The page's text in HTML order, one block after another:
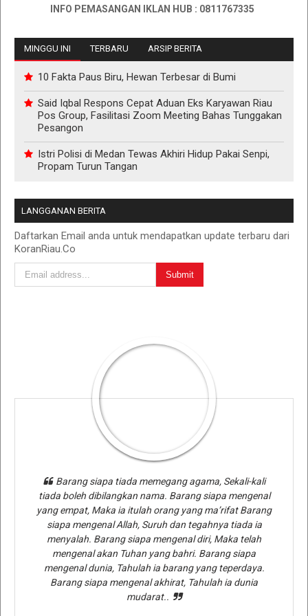
INFO PEMASANGAN IKLAN HUB : 0811767335
MINGGU INI TERBARU ARSIP BERITA
10 Fakta Paus Biru, Hewan Terbesar di Bumi
Said Iqbal Respons Cepat Aduan Eks Karyawan Riau
Pos Group, Fasilitasi Zoom Meeting Bahas Tunggakan
Pesangon
Istri Polisi di Medan Tewas Akhiri Hidup Pakai Senpi,
Propam Turun Tangan
LANGGANAN BERITA
Daftarkan Email anda untuk mendapatkan update terbaru dari
KoranRiau.Co
Barang siapa tiada memegang agama, Sekali-kali
tiada boleh dibilangkan nama. Barang siapa mengenal
yang empat, Maka ia itulah orang yang ma’rifat Barang
siapa mengenal Allah, Suruh dan tegahnya tiada ia
menyalah. Barang siapa mengenal diri, Maka telah
mengenal akan Tuhan yang bahri. Barang siapa
mengenal dunia, Tahulah ia barang yang teperdaya.
Barang siapa mengenal akhirat, Tahulah ia dunia
mudarat..